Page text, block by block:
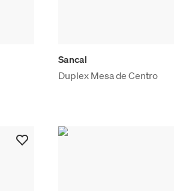
Sancal
Duplex Mesa de Centro